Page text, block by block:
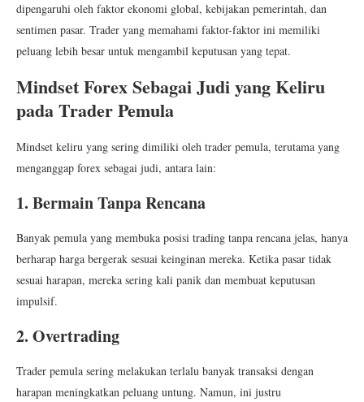
dipengaruhi oleh faktor ekonomi global, kebijakan pemerintah, dan
sentimen pasar. Trader yang memahami faktor-faktor ini memiliki
peluang lebih besar untuk mengambil keputusan yang tepat.
Mindset Forex Sebagai Judi yang Keliru
pada Trader Pemula
Mindset keliru yang sering dimiliki oleh trader pemula, terutama yang
menganggap forex sebagai judi, antara lain:
1. Bermain Tanpa Rencana
Banyak pemula yang membuka posisi trading tanpa rencana jelas, hanya
berharap harga bergerak sesuai keinginan mereka. Ketika pasar tidak
sesuai harapan, mereka sering kali panik dan membuat keputusan
impulsif.
2. Overtrading
Trader pemula sering melakukan terlalu banyak transaksi dengan
harapan meningkatkan peluang untung. Namun, ini justru